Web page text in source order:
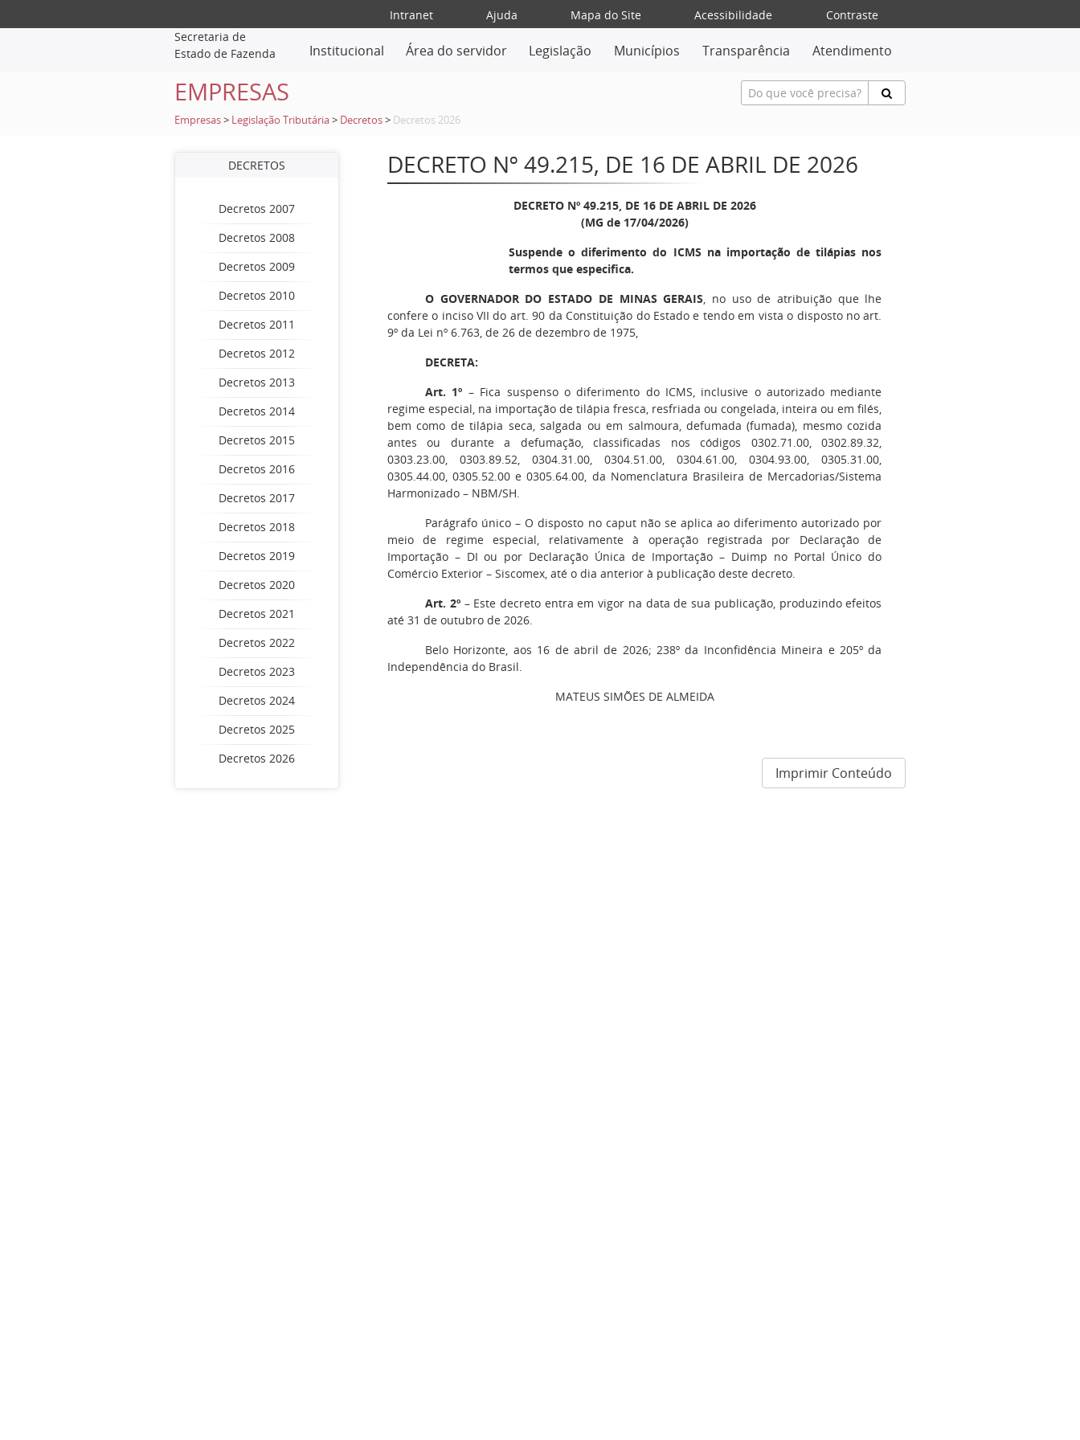
Intranet Ajuda Mapa do Site Acessibilidade
Contraste
Secretaria de
Estado de Fazenda
Institucional Área do servidor Legislação Municípios Transparência Atendimento
EMPRESAS
Empresas > Legislação Tributária > Decretos > Decretos 2026
DECRETOS
Decretos 2007
Decretos 2008
Decretos 2009
Decretos 2010
Decretos 2011
Decretos 2012
Decretos 2013
Decretos 2014
Decretos 2015
Decretos 2016
Decretos 2017
Decretos 2018
Decretos 2019
Decretos 2020
Decretos 2021
Decretos 2022
Decretos 2023
Decretos 2024
Decretos 2025
Decretos 2026
DECRETO Nº 49.215, DE 16 DE ABRIL DE 2026
DECRETO Nº 49.215, DE 16 DE ABRIL DE 2026
(MG de 17/04/2026)
Suspende o diferimento do ICMS na importação de tilápias nos
termos que especifica.
O GOVERNADOR DO ESTADO DE MINAS GERAIS, no uso de atribuição que lhe
confere o inciso VII do art. 90 da Constituição do Estado e tendo em vista o disposto no art.
9º da Lei nº 6.763, de 26 de dezembro de 1975,
DECRETA:
Art. 1º – Fica suspenso o diferimento do ICMS, inclusive o autorizado mediante
regime especial, na importação de tilápia fresca, resfriada ou congelada, inteira ou em filés,
bem como de tilápia seca, salgada ou em salmoura, defumada (fumada), mesmo cozida
antes ou durante a defumação, classificadas nos códigos 0302.71.00, 0302.89.32,
0303.23.00, 0303.89.52, 0304.31.00, 0304.51.00, 0304.61.00, 0304.93.00, 0305.31.00,
0305.44.00, 0305.52.00 e 0305.64.00, da Nomenclatura Brasileira de Mercadorias/Sistema
Harmonizado – NBM/SH.
Parágrafo único – O disposto no caput não se aplica ao diferimento autorizado por
meio de regime especial, relativamente à operação registrada por Declaração de
Importação – DI ou por Declaração Única de Importação – Duimp no Portal Único do
Comércio Exterior – Siscomex, até o dia anterior à publicação deste decreto.
Art. 2º– Este decreto entra em vigor na data de sua publicação, produzindo efeitos
até 31 de outubro de 2026.
Belo Horizonte, aos 16 de abril de 2026; 238º da Inconfidência Mineira e 205º da
Independência do Brasil.
MATEUS SIMÕES DE ALMEIDA
Imprimir Conteúdo